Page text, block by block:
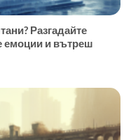
Разгадайте
емоции и вътреш